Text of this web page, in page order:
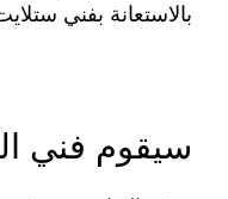
بالاستعانة بفني
سيقوم فني